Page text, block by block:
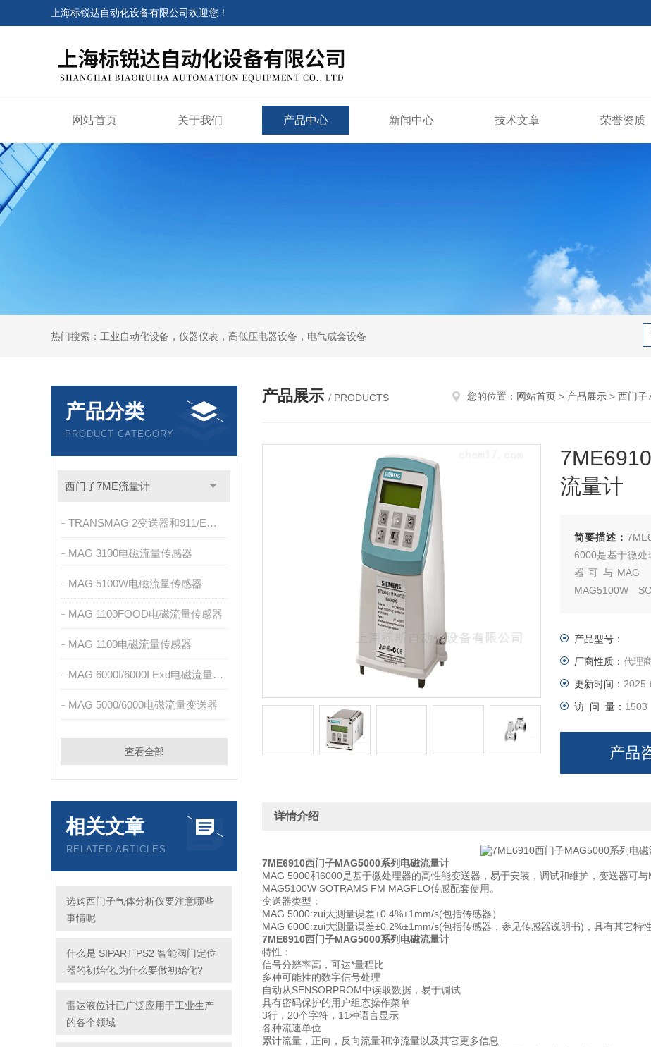
上海标锐达自动化设备有限公司欢迎您！
网站首页 关于我们 产品中心 新闻中心 技术文章 荣誉资质
热门搜索：工业自动化设备，仪器仪表，高低压电器设备，电气成套设备
产品分类
PRODUCT CATEGORY
西门子7ME流量计
TRANSMAG 2变送器和911/E传感器
MAG 3100电磁流量传感器
MAG 5100W电磁流量传感器
MAG 1100FOOD电磁流量传感器
MAG 1100电磁流量传感器
MAG 6000I/6000I Exd电磁流量变送器
MAG 5000/6000电磁流量变送器
查看全部
相关文章
RELATED ARTICLES
选购西门子气体分析仪要注意哪些
事情呢
什么是 SIPART PS2 智能阀门定位
器的初始化,为什么要做初始化?
雷达液位计已广泛应用于工业生产
的各个领域
产品展示 / PRODUCTS 您的位置： 网站首页 > 产品展示 > 西门子
流量计
简要描述：
6000是基于微
器可与MAG
MAG5100W
产品型号：
厂商性质： 代理
更新时间：
访 问 量： 1503
产品
详情介绍
7ME6910西门子MAG5000系列电磁流量计
MAG 5000和6000是基于微处理器的高性能变送器，易于安装，调试和维护，变送器可
MAG5100W SOTRAMS FM MAGFLO传感配套使用。
变送器类型：
MAG 5000:zui大测量误差±0.4%±1mm/s(包括传感器）
MAG 6000:zui大测量误差±0.2%±1mm/s(包括传感器，参见传感器说明书)，具有其它特
7ME6910西门子MAG5000系列电磁流量计
特性：
信号分辨率高，可达*量程比
多种可能性的数字信号处理
自动从SENSORPROM中读取数据，易于调试
具有密码保护的用户组态操作菜单
3行，20个字符，11种语言显示
各种流速单位
累计流量，正向，反向流量和净流量以及其它更多信息